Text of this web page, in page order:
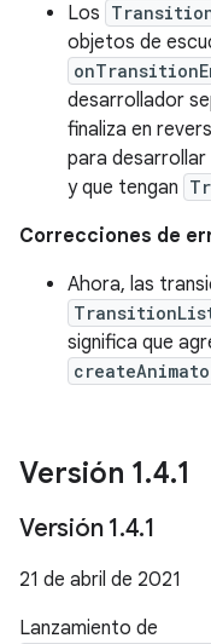
Los
objetos de
desarrollador
finaliza en
para desarrollar
y que tengan
Correcciones de
Ahora, las
significa que
Versión 1.4.1
Versión 1.4.1
21 de abril de 2021
Lanzamiento de